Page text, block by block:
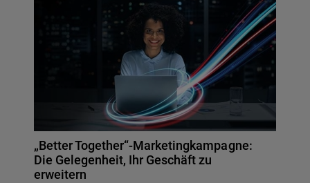
„Better Together“-Marketingkampagne:
Die Gelegenheit, Ihr Geschäft zu
erweitern